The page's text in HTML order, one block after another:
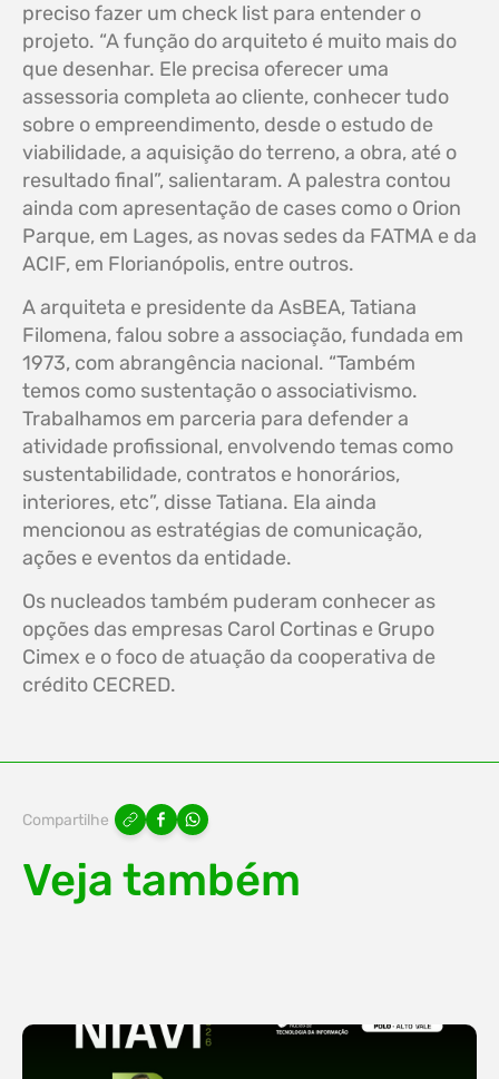
preciso fazer um check list para entender o
projeto. “A função do arquiteto é muito mais do
que desenhar. Ele precisa oferecer uma
assessoria completa ao cliente, conhecer tudo
sobre o empreendimento, desde o estudo de
viabilidade, a aquisição do terreno, a obra, até o
resultado final”, salientaram. A palestra contou
ainda com apresentação de cases como o Orion
Parque, em Lages, as novas sedes da FATMA e da
ACIF, em Florianópolis, entre outros.
A arquiteta e presidente da AsBEA, Tatiana
Filomena, falou sobre a associação, fundada em
1973, com abrangência nacional. “Também
temos como sustentação o associativismo.
Trabalhamos em parceria para defender a
atividade profissional, envolvendo temas como
sustentabilidade, contratos e honorários,
interiores, etc”, disse Tatiana. Ela ainda
mencionou as estratégias de comunicação,
ações e eventos da entidade.
Os nucleados também puderam conhecer as
opções das empresas Carol Cortinas e Grupo
Cimex e o foco de atuação da cooperativa de
crédito CECRED.
Compartilhe
Veja também